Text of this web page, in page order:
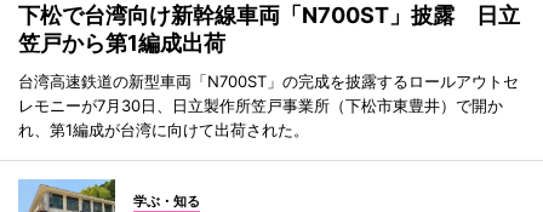
下松で台湾向け新幹線車両「N700ST」披露 日立
笠戸から第1編成出荷
台湾高速鉄道の新型車両「N700ST」の完成を披露するロールアウトセ
レモニーが7月30日、日立製作所笠戸事業所（下松市東豊井）で開か
れ、第1編成が台湾に向けて出荷された。
学ぶ・知る